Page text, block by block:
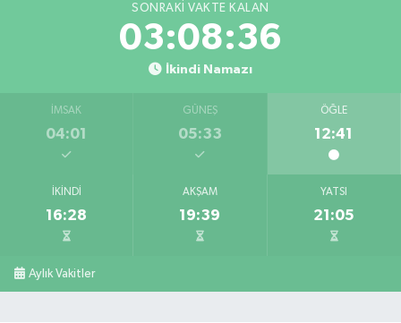
SONRAKI VAKTE KALAN
03:08:36
İkindi Namazı
İMSAK
04:01
GÜNEŞ
05:33
ÖĞLE
12:41
İKINDI
16:28
AKŞAM
19:39
YATSI
21:05
Aylık Vakitler